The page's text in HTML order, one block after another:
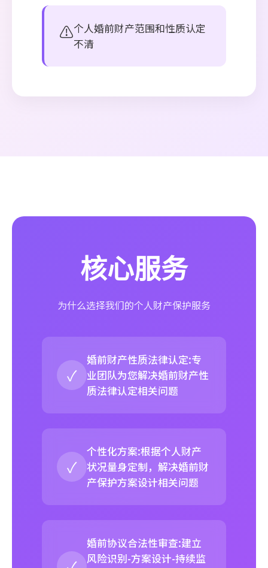
⚠️个人婚前财产范围和性质认定
不清
核心服务
为什么选择我们的个人财产保护服务
✓
婚前财产性质法律认定:专
业团队为您解决婚前财产性
质法律认定相关问题
✓
个性化方案:根据个人财产
状况量身定制，解决婚前财
产保护方案设计相关问题
婚前协议合法性审查:建立
风险识别-方案设计-持续监